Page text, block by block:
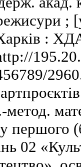
;
:
першого
02